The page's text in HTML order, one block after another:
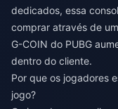
dedicados, essa
comprar através de
G-COIN do PUBG
dentro do cliente.
Por que os jogadores
jogo?